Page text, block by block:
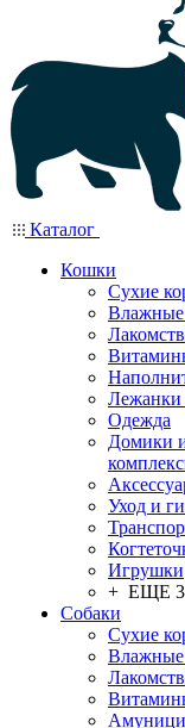
Каталог
Кошки
Сухие
Влажные
Лежанки
Одежда
Домики
Уход и
Игрушки
+ ЕЩЕ 3
Собаки
Сухие
Влажные